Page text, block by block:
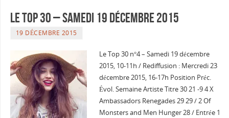
Le Top 30 – Samedi 19 décembre 2015
19 DÉCEMBRE 2015
Le Top 30 n°4 – Samedi 19 décembre
2015, 10-11h / Rediffusion : Mercredi 23
décembre 2015, 16-17h Position Préc.
Évol. Semaine Artiste Titre 30 21 -9 4 X
Ambassadors Renegades 29 29 / 2 Of
Monsters and Men Hunger 28 / Entrée 1